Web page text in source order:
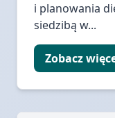
i planowania
siedzibą w...
Zobacz